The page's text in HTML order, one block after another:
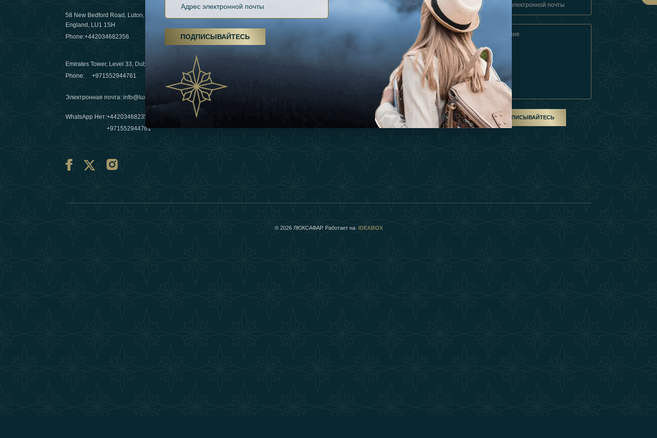
58 New Bedford Road, Luton,
England, LU1 1SH
Phone:+442034682356
Emirates Tower, Level 33, Dubai, UAE
Phone:+971552944761
Электронная почта:info@luxafar.com
WhatsApp Нет:+442034682356
+971552944761
Пешие походы, спа-процедуры и йога: ОАЭ
становятся велнес-центром
03 April 2025
Зимние путешествия для
путешественников из Эмиратов:
переопределение роскошного путешествия
10 March 2025
Вдохновения
Опыт
Файлов Cookie
Положения И Условия
Станьте Партнером
Our Team
ПОДПИСЫВАЙТЕСЬ
© 2026 ЛЮКСАФАР. Работает на IDEABOX
ПОДПИСЫВАЙТЕСЬ